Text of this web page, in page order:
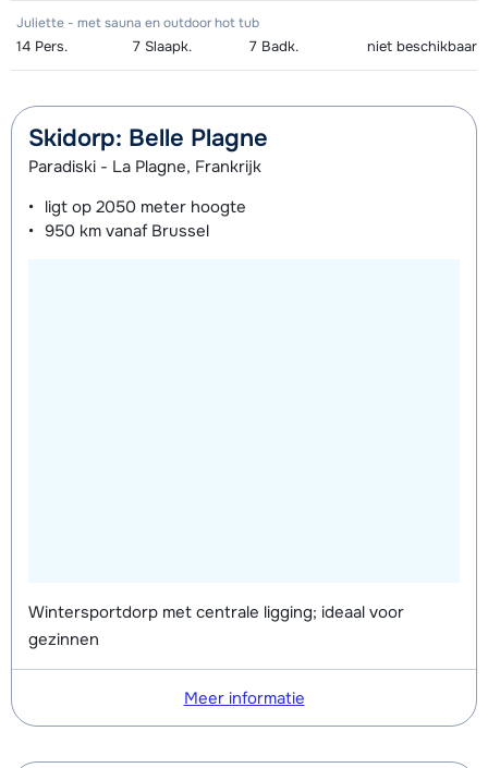
Juliette - met sauna en outdoor hot tub
14 Pers. 7 Slaapk. 7 Badk. niet beschikbaar
Skidorp: Belle Plagne
Paradiski - La Plagne, Frankrijk
ligt op 2050 meter hoogte
950 km vanaf Brussel
Wintersportdorp met centrale ligging; ideaal voor
gezinnen
Meer informatie